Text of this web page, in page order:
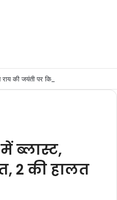
की जयंती पर किया नमन
ब्लास्ट,
2 की हालत